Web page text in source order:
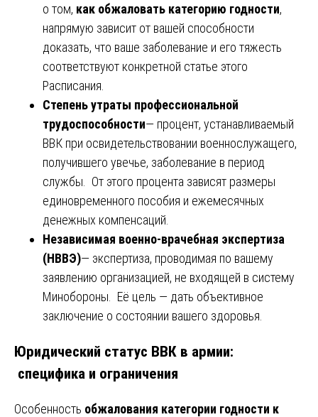
о том, как обжаловать категорию годности,
напрямую зависит от вашей способности
доказать, что ваше заболевание и его тяжесть
соответствуют конкретной статье этого
Расписания.
Степень утраты профессиональной
трудоспособности— процент, устанавливаемый
ВВК при освидетельствовании военнослужащего,
получившего увечье, заболевание в период
службы. От этого процента зависят размеры
единовременного пособия и ежемесячных
денежных компенсаций.
Независимая военно-врачебная экспертиза
(НВВЭ)— экспертиза, проводимая по вашему
заявлению организацией, не входящей в систему
Минобороны. Её цель — дать объективное
заключение о состоянии вашего здоровья.
Юридический статус ВВК в армии:
специфика и ограничения
Особенность обжалования категории годности к